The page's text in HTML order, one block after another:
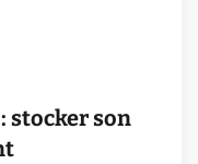
stocker son